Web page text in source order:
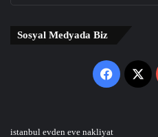
Sosyal Medyada Biz
Facebook
X
istanbul evden eve nakliyat